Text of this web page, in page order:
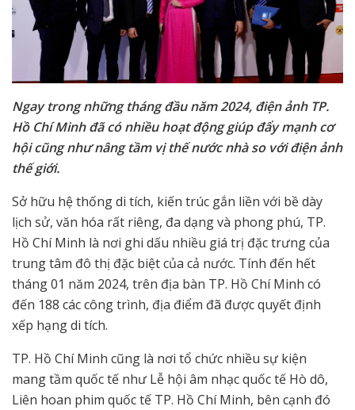
Ngay trong những tháng đầu năm 2024, điện ảnh TP.
Hồ Chí Minh đã có nhiều hoạt động giúp đẩy mạnh cơ
hội cũng như nâng tầm vị thế nước nhà so với điện ảnh
thế giới.
Sở hữu hệ thống di tích, kiến trúc gắn liền với bề dày
lịch sử, văn hóa rất riêng, đa dạng và phong phú, TP.
Hồ Chí Minh là nơi ghi dấu nhiều giá trị đặc trưng của
trung tâm đô thị đặc biệt của cả nước. Tính đến hết
tháng 01 năm 2024, trên địa bàn TP. Hồ Chí Minh có
đến 188 các công trình, địa điểm đã được quyết định
xếp hạng di tích.
TP. Hồ Chí Minh cũng là nơi tổ chức nhiều sự kiện
mang tầm quốc tế như Lễ hội âm nhạc quốc tế Hò dô,
Liên hoan phim quốc tế TP. Hồ Chí Minh, bên cạnh đó